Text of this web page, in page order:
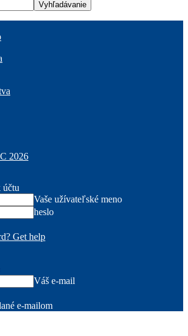
2026
účtu
Vaše užívateľské meno
heslo
Get help
Váš e-mail
e-mailom